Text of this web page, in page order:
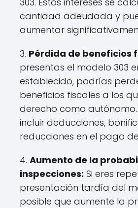
cantidad adeudada y
aumentar
3. Pérdida de beneficios
presentas el modelo 303
establecido, podrías
beneficios fiscales a los
derecho como
incluir deducciones,
reducciones en el pago
4. Aumento de la
inspecciones: Si eres
presentación tardía del
posible que aumente la